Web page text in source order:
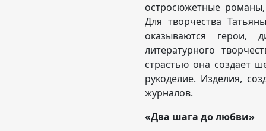
остросюжетные
Для творчества
оказываются герои,
литературного
страстью она создает
рукоделие. Изделия,
журналов.
«Два шага до любви»